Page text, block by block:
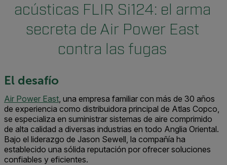
acústicas FLIR Si124: el arma
secreta de Air Power East
contra las fugas
El desafío
Air Power East, una empresa familiar con más de 30 años
de experiencia como distribuidora principal de Atlas Copco,
se especializa en suministrar sistemas de aire comprimido
de alta calidad a diversas industrias en todo Anglia Oriental.
Bajo el liderazgo de Jason Sewell, la compañía ha
establecido una sólida reputación por ofrecer soluciones
confiables y eficientes.